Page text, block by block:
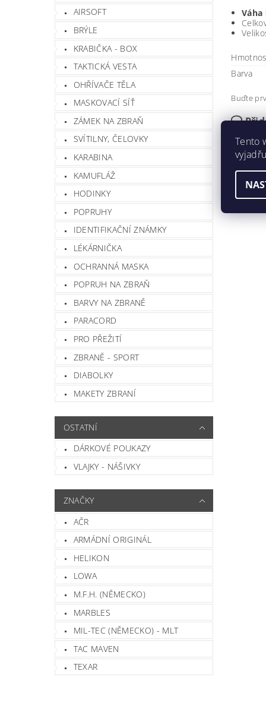
AIRSOFT
BRÝLE
KRABIČKA - BOX
TAKTICKÁ VESTA
OHŘÍVAČE TĚLA
MASKOVACÍ SÍŤ
ZÁMEK NA ZBRAŇ
SVÍTILNY, ČELOVKY
KARABINA
KAMUFLÁŽ
HODINKY
POPRUHY
IDENTIFIKAČNÍ ZNÁMKY
LÉKÁRNIČKA
OCHRANNÁ MASKA
POPRUH NA ZBRAŇ
BARVY NA ZBRANĚ
PARACORD
PRO PŘEŽITÍ
ZBRANĚ - SPORT
DIABOLKY
MAKETY ZBRANÍ
OSTATNÍ
DÁRKOVÉ POUKAZY
VLAJKY - NÁŠIVKY
ZNAČKY
AČR
ARMÁDNÍ ORIGINÁL
HELIKON
LOWA
M.F.H. (NĚMECKO)
MARBLES
MIL-TEC (NĚMECKO) - MLT
TAC MAVEN
TEXAR
Váha
Barva
Buďte
Tento